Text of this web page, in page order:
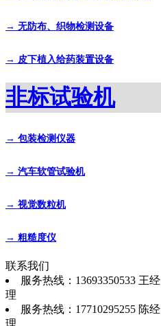
→ 无防布、织物检测设备
→ 皮下植入给药装置设备
非标试验机
→ 包装检测仪器
→ 汽车软管试验机
→ 视觉数粒机
→ 粗糙度仪
联系我们
服务热线：13693350533 王经
理
服务热线：17710295255 陈经
理